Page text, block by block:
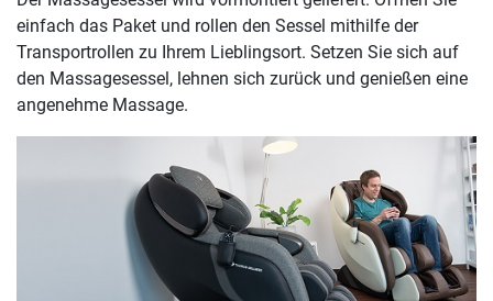
einfach das Paket und rollen den Sessel mithilfe der
Transportrollen zu Ihrem Lieblingsort. Setzen Sie sich auf
den Massagesessel, lehnen sich zurück und genießen eine
angenehme Massage.